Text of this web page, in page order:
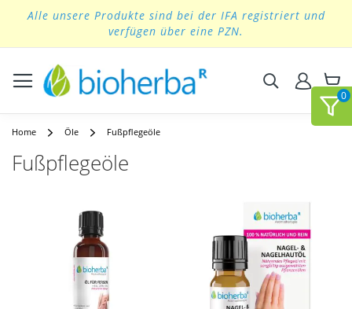
to
Alle unsere Produkte sind bei der IFA registriert und
verfügen über eine PZN.
Suchen
Home Öle Fußpflegeöle
Fußpflegeöle